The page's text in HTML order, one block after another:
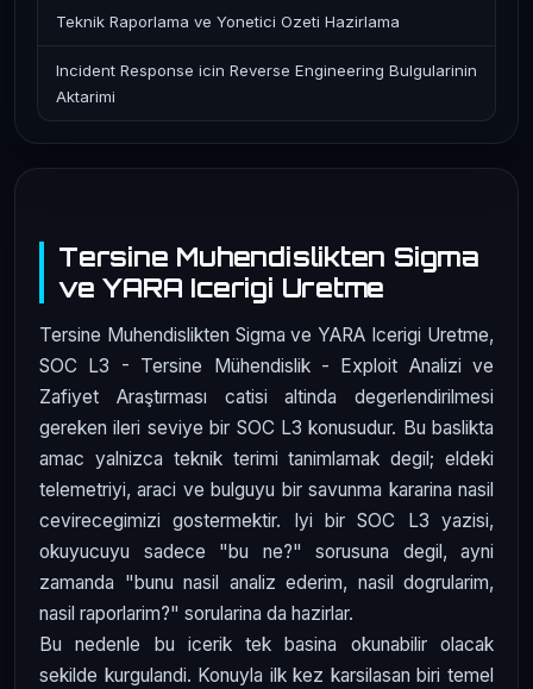
Tersine Muhendislikten Sigma
ve YARA Icerigi Uretme
Tersine Muhendislikten Sigma ve YARA Icerigi Uretme,
SOC L3 - Tersine Mühendislik - Exploit Analizi ve
Zafiyet Araştırması catisi altinda degerlendirilmesi
gereken ileri seviye bir SOC L3 konusudur. Bu baslikta
amac yalnizca teknik terimi tanimlamak degil; eldeki
telemetriyi, araci ve bulguyu bir savunma kararina nasil
cevirecegimizi gostermektir. Iyi bir SOC L3 yazisi,
okuyucuyu sadece "bu ne?" sorusuna degil, ayni
zamanda "bunu nasil analiz ederim, nasil dogrularim,
nasil raporlarim?" sorularina da hazirlar.
Bu nedenle bu icerik tek basina okunabilir olacak
sekilde kurgulandi. Konuyla ilk kez karsilasan biri temel
Teknik Raporlama ve Yonetici Ozeti Hazirlama
Incident Response icin Reverse Engineering Bulgularinin
Aktarimi